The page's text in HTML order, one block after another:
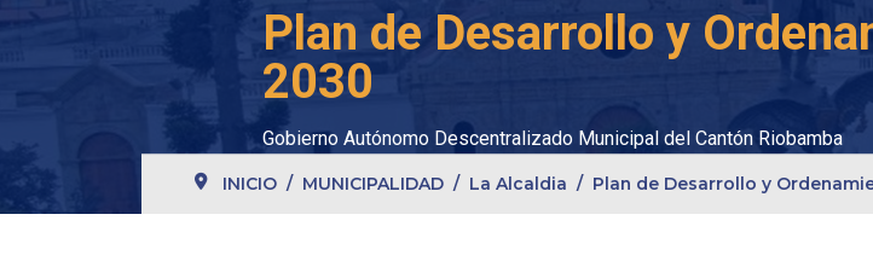
Plan de Desarrollo y
2030
Gobierno Autónomo Descentralizado Municipal del Cantón Riobamba
INICIO MUNICIPALIDAD La Alcaldia Plan de Desarrollo y